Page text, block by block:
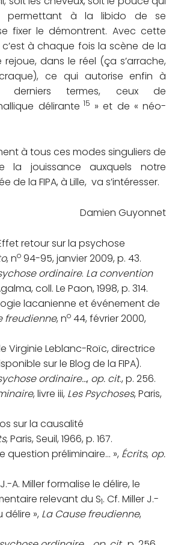
permettant à la libido de se
fixer le démontrent. Avec cette
à chaque fois la scène de la
dans le réel (ça s’arrache,
ce qui autorise enfin à
derniers termes, ceux de
délirante 15 » et de « néo-
à tous ces modes singuliers de
la jouissance auxquels notre
de la FIPA, à Lille, va s’intéresser.
Damien Guyonnet
retour sur la psychose
, no 94-95, janvier 2009, p. 43.
ordinaire. La convention
coll. Le Paon, 1998, p. 314.
lacanienne et événement de
freudienne, no 44, février 2000,
Virginie Leblanc-Roïc, directrice
sur le Blog de la FIPA).
ordinaire…, op. cit., p. 256.
, livre iii, Les Psychoses, Paris,
sur la causalité
, Paris, Seuil, 1966, p. 167.
question préliminaire… », Écrits, op.
A. Miller formalise le délire, le
relevant du S1. Cf. Miller J.-
délire », La Cause freudienne,